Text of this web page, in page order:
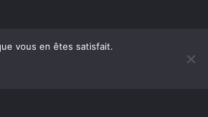
vous en êtes satisfait.